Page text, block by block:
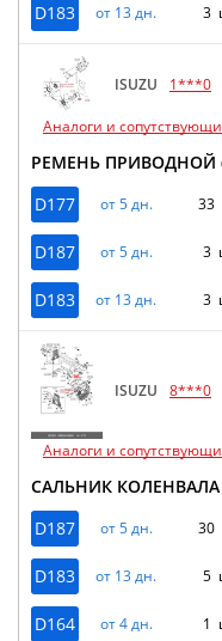
D183 от 13 дн. 3
ISUZU 1***0
Аналоги и
РЕМЕНЬ ПРИВОДНОЙ
D177
от 5 дн. 33
D187 от 5 дн. 3
D183 от 13 дн. 3
ISUZU 8***0
Аналоги и
САЛЬНИК КОЛЕНВАЛА
D187
от 5 дн. 30
D183 от 13 дн. 5
D164 от 4 дн. 1